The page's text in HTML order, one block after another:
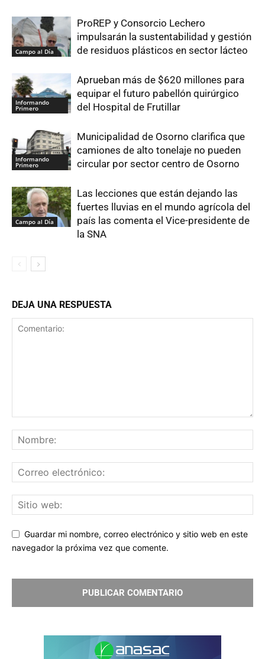
Campo al Día
ProREP y Consorcio Lechero
impulsarán la sustentabilidad y gestión
de residuos plásticos en sector lácteo
Informando
Primero
Aprueban más de $620 millones para
equipar el futuro pabellón quirúrgico
del Hospital de Frutillar
Informando
Primero
Municipalidad de Osorno clarifica que
camiones de alto tonelaje no pueden
circular por sector centro de Osorno
Campo al Día
Las lecciones que están dejando las
fuertes lluvias en el mundo agrícola del
país las comenta el Vice-presidente de
la SNA
DEJA UNA RESPUESTA
Guardar mi nombre, correo electrónico y sitio web en este
navegador la próxima vez que comente.